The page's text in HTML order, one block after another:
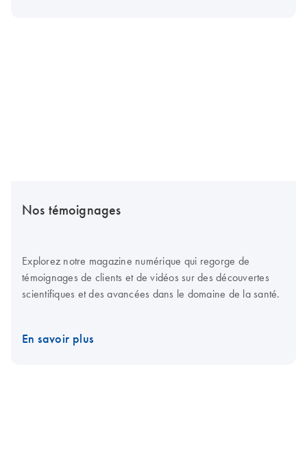
Nos témoignages
Explorez notre magazine numérique qui regorge de
témoignages de clients et de vidéos sur des découvertes
scientifiques et des avancées dans le domaine de la santé.
En savoir plus